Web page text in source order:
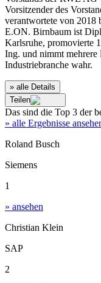
Vorsitzender des
verantwortete von 2018
E.ON. Birnbaum ist
Karlsruhe, promovierte
Ing. und nimmt mehrere
Industriebranche wahr.
» alle Details
Teilen
Das sind die Top 3 der
» alle Ergebnisse
Roland Busch
Siemens
1
» ansehen
Christian Klein
SAP
2